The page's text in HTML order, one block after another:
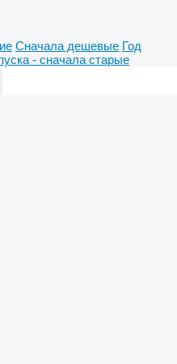
Сначала дешевые Год
- сначала старые